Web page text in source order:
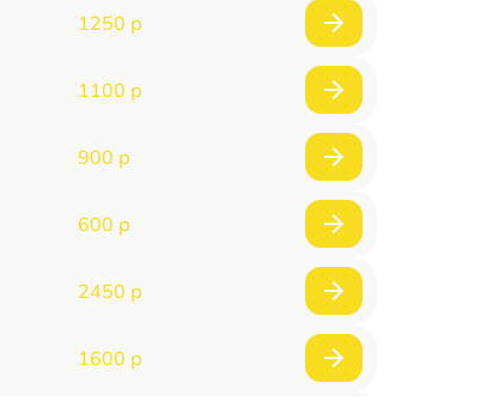
1250 р
1100 р
900 р
600 р
2450 р
1600 р